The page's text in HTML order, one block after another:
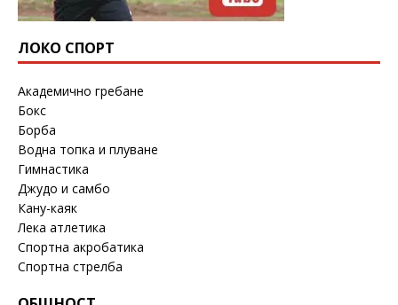
ЛОКО СПОРТ
Академично гребане
Бокс
Борба
Водна топка и плуване
Гимнастика
Джудо и самбо
Кану-каяк
Лека атлетика
Спортна акробатика
Спортна стрелба